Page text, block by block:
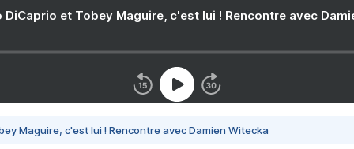
DiCaprio et Tobey Maguire, c'est lui ! Rencontre avec
Maguire, c'est lui ! Rencontre avec Damien Witecka